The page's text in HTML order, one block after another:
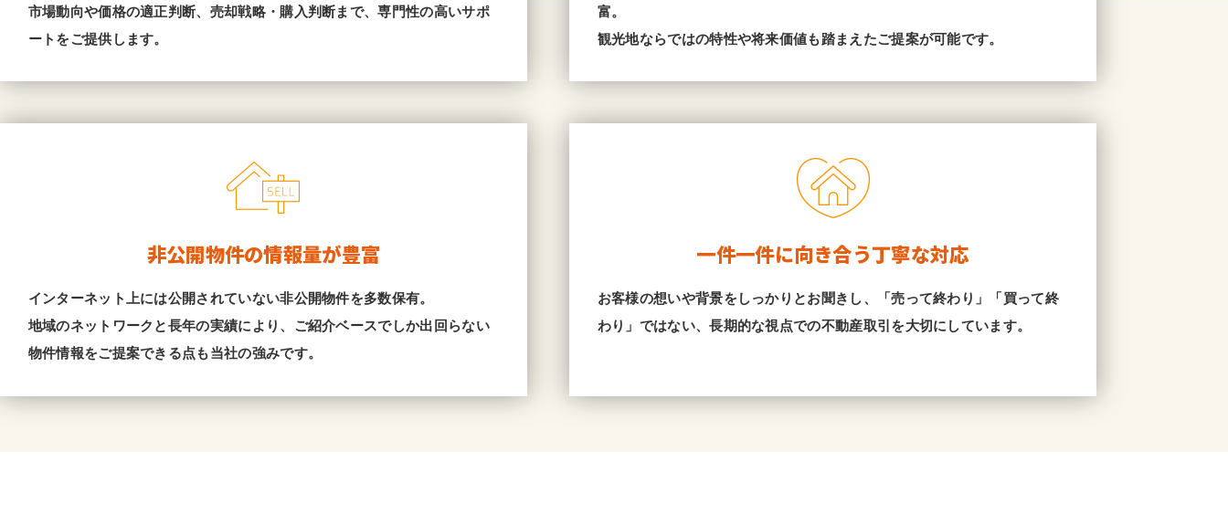
市場動向や価格の適正判断、売却戦略・購入判断まで、専門性の高いサポ
ートをご提供します。
富。
観光地ならではの特性や将来価値も踏まえたご提案が可能です。
非公開物件の情報量が豊富
インターネット上には公開されていない非公開物件を多数保有。
地域のネットワークと長年の実績により、ご紹介ベースでしか出回らない
物件情報をご提案できる点も当社の強みです。
一件一件に向き合う丁寧な対応
お客様の想いや背景をしっかりとお聞きし、「売って終わり」「買って終
わり」ではない、長期的な視点での不動産取引を大切にしています。